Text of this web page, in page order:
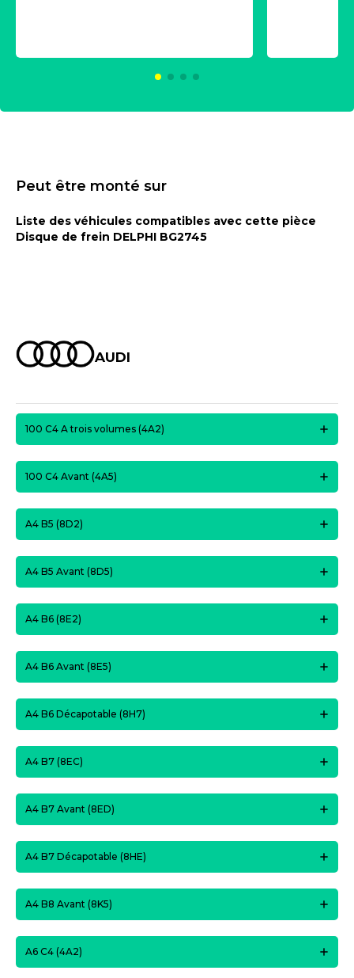
Peut être monté sur
Liste des véhicules compatibles avec cette pièce
Disque de frein DELPHI BG2745
AUDI
100 C4 A trois volumes (4A2)
100 C4 Avant (4A5)
A4 B5 (8D2)
A4 B5 Avant (8D5)
A4 B6 (8E2)
A4 B6 Avant (8E5)
A4 B6 Décapotable (8H7)
A4 B7 (8EC)
A4 B7 Avant (8ED)
A4 B7 Décapotable (8HE)
A4 B8 Avant (8K5)
A6 C4 (4A2)